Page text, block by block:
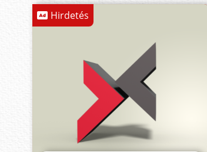
Hirdetés